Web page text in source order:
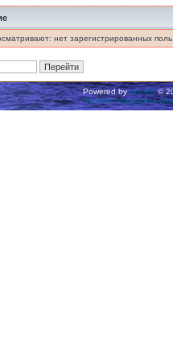
нет зарегистрированных
Powered byphpBB©
Русская поддержка